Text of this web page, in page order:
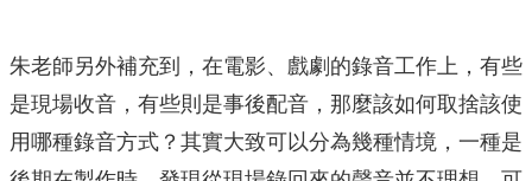
朱老師另外補充到，在電影、戲劇的錄音工作上，有些
是現場收音，有些則是事後配音，那麼該如何取捨該使
用哪種錄音方式？其實大致可以分為幾種情境，一種是